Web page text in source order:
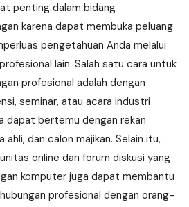
penting dalam bidang
karena dapat membuka peluang
pengetahuan Anda melalui
lain. Salah satu cara untuk
profesional adalah dengan
seminar, atau acara industri
dapat bertemu dengan rekan
dan calon majikan. Selain itu,
online dan forum diskusi yang
komputer juga dapat membantu
profesional dengan orang-